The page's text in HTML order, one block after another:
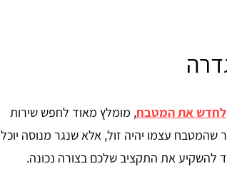
לחדש את המטבח, מומלץ מאוד לחפש שירות
שהמטבח עצמו יהיה זול, אלא שנגר מנוסה יוכל
להשקיע את התקציב שלכם בצורה נכונה.